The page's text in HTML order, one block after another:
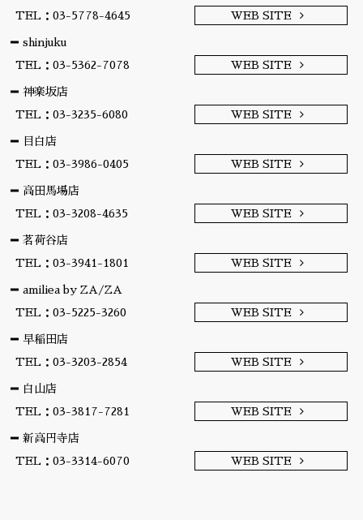
TEL：03-5778-4645
WEB SITE
shinjuku
TEL：03-5362-7078
WEB SITE
神楽坂店
TEL：03-3235-6080
WEB SITE
目白店
TEL：03-3986-0405
WEB SITE
高田馬場店
TEL：03-3208-4635
WEB SITE
茗荷谷店
TEL：03-3941-1801
WEB SITE
amiliea by ZA/ZA
TEL：03-5225-3260
WEB SITE
早稲田店
TEL：03-3203-2854
WEB SITE
白山店
TEL：03-3817-7281
WEB SITE
新高円寺店
TEL：03-3314-6070
WEB SITE